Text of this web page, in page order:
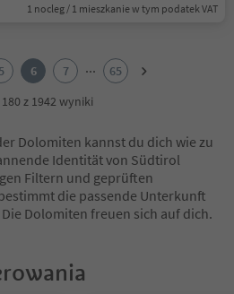
1 nocleg / 1 mieszkanie w tym podatek VAT
5 6 7 ...
65
180 z 1942 wyniki
Dolomiten kannst du dich wie zu
Identität von Südtirol
Filtern und geprüften
die passende Unterkunft
Dolomiten freuen sich auf dich.